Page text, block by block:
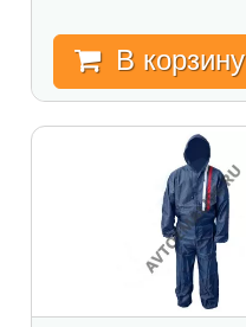
В корзину